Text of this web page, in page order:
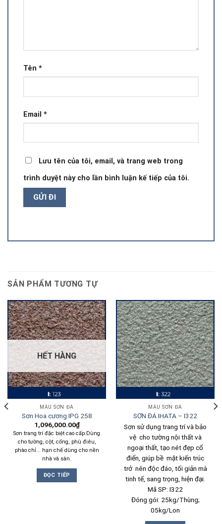
Tên *
Email *
Lưu tên của tôi, email, và trang web trong
trình duyệt này cho lần bình luận kế tiếp của tôi.
SẢN PHẨM TƯƠNG TỰ
HẾT HÀNG
MẪU SƠN ĐÁ
Sơn Hoa cương IPG 258
1,096,000.00₫
Sơn trang trí đặc biệt cao cấp.Dùng
cho tường, cột, cổng, phù điêu,
phào chỉ... hạn chế dùng cho nền
nhà và sàn.
ĐỌC TIẾP
MẪU SƠN ĐÁ
SƠN ĐÁ IHATA – I322
Sơn sử dụng trang trí và bảo
vệ cho tường nội thất và
ngoại thất, tạo nét đẹp cổ
điển, giúp bề mặt kiến trúc
trở nên độc đáo, tối giản mà
tinh tế, sang trọng, hiện đại.
Mã SP: I322
Đóng gói: 25kg/Thùng;
05kg/Lon